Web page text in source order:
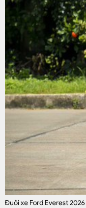
Đuôi xe Ford Everest 2026